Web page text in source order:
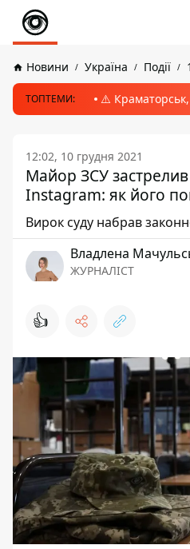
Новини Україна Події
ТОПТЕМИ: ⚠️ Краматорськ,
12:02, 10 грудня 2021
Майор ЗСУ застрелив
Instagram: як його
Вирок суду набрав
Владлена
ЖУРНАЛІСТ
👍